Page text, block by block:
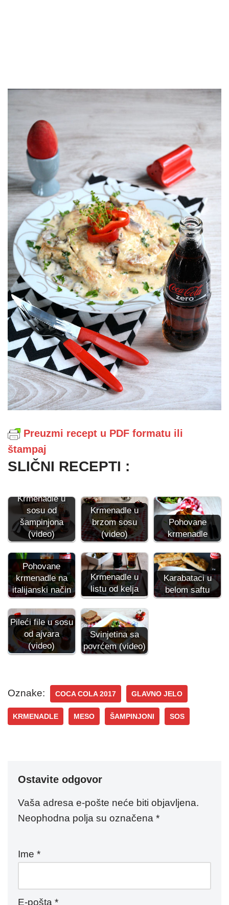
Preuzmi recept u PDF formatu ili
štampaj
SLIČNI RECEPTI :
Krmenadle u
sosu od
šampinjona
(video)
Krmenadle u
brzom sosu
(video)
Pohovane
krmenadle
Pohovane
krmenadle na
italijanski način
Krmenadle u
listu od kelja
Karabataci u
belom saftu
Pileći file u sosu
od ajvara
(video)
Svinjetina sa
povrćem (video)
Oznake: COCA COLA 2017 GLAVNO JELO
KRMENADLE MESO ŠAMPINJONI SOS
Ostavite odgovor
Vaša adresa e-pošte neće biti objavljena.
Neophodna polja su označena *
Ime *
E-pošta *